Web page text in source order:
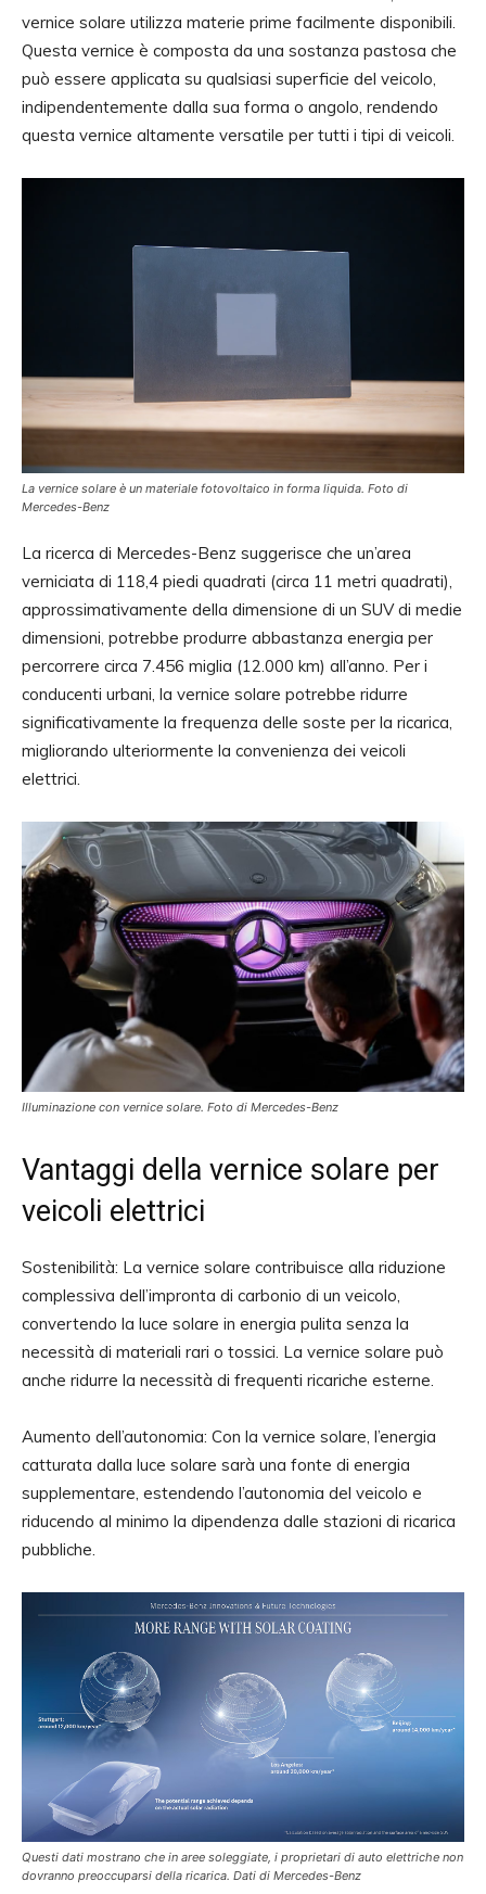
vernice solare utilizza materie prime facilmente disponibili.
Questa vernice è composta da una sostanza pastosa che
può essere applicata su qualsiasi superficie del veicolo,
indipendentemente dalla sua forma o angolo, rendendo
questa vernice altamente versatile per tutti i tipi di veicoli.
La vernice solare è un materiale fotovoltaico in forma liquida. Foto di
Mercedes-Benz
La ricerca di Mercedes-Benz suggerisce che un’area
verniciata di 118,4 piedi quadrati (circa 11 metri quadrati),
approssimativamente della dimensione di un SUV di medie
dimensioni, potrebbe produrre abbastanza energia per
percorrere circa 7.456 miglia (12.000 km) all’anno. Per i
conducenti urbani, la vernice solare potrebbe ridurre
significativamente la frequenza delle soste per la ricarica,
migliorando ulteriormente la convenienza dei veicoli
elettrici.
Illuminazione con vernice solare. Foto di Mercedes-Benz
Vantaggi della vernice solare per
veicoli elettrici
Sostenibilità: La vernice solare contribuisce alla riduzione
complessiva dell’impronta di carbonio di un veicolo,
convertendo la luce solare in energia pulita senza la
necessità di materiali rari o tossici. La vernice solare può
anche ridurre la necessità di frequenti ricariche esterne.
Aumento dell’autonomia: Con la vernice solare, l’energia
catturata dalla luce solare sarà una fonte di energia
supplementare, estendendo l’autonomia del veicolo e
riducendo al minimo la dipendenza dalle stazioni di ricarica
pubbliche.
Questi dati mostrano che in aree soleggiate, i proprietari di auto elettriche non
dovranno preoccuparsi della ricarica. Dati di Mercedes-Benz